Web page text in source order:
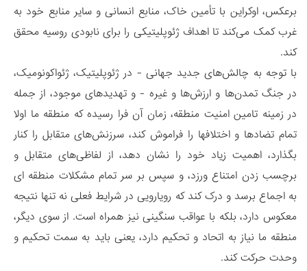
برعکس، اوکراین با تأمین خاک، منابع انسانی و سایر منابع خود به
غرب کمک می‌کند تا اهداف ژئوپلیتیکی را برای نابودی روسیه محقق
کند.
با توجه به چالش‌های جدید جهانی - در ژئوپلیتیک، ژئواکونومیک،
در جنگ تمدن‌ها و ارزش‌ها و غیره - و تهدیدهای موجود، از جمله
در زمینه تامین امنیت منطقه، زمان آن فرا رسیده که منطقه ما اولا
تمام تضادها و اختلافها را فراموش کند، سرزنش‌های متقابل را کنار
بگذارد، اهمیت زیاد خود را نشان دهد، از لفاظی‌های متقابل و
برچسب زدن امتناع ورزد، و سپس بر سر تمام مشکلات منطقه ای
به اجماع برسد و درک کند که رویارویی در شرایط فعلی نه تنها نتیجه
معکوس دارد، بلکه با عواقب سنگینی نیز همراه است. از سوی دیگر،
منطقه ما نیاز به اتحاد و تحکیم دارد، یعنی باید به سمت تحکیم و
وحدت حرکت کند.